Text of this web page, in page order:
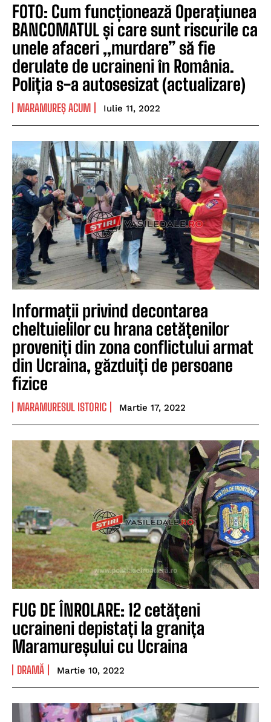
FOTO: Cum funcționează Operațiunea
BANCOMATUL și care sunt riscurile ca
unele afaceri „murdare” să fie
derulate de ucraineni în România.
Poliția s-a autosesizat (actualizare)
MARAMUREȘ ACUM Iulie 11, 2022
Informații privind decontarea
cheltuielilor cu hrana cetățenilor
proveniți din zona conflictului armat
din Ucraina, găzduiți de persoane
fizice
MARAMURESUL ISTORIC Martie 17, 2022
FUG DE ÎNROLARE: 12 cetățeni
ucraineni depistați la granița
Maramureșului cu Ucraina
DRAMĂ Martie 10, 2022